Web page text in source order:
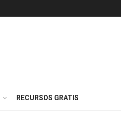
RECURSOS GRATIS